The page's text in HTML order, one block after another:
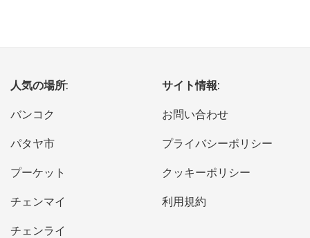
人気の場所:
バンコク
パタヤ市
プーケット
チェンマイ
チェンライ
サイト情報:
お問い合わせ
プライバシーポリシー
クッキーポリシー
利用規約